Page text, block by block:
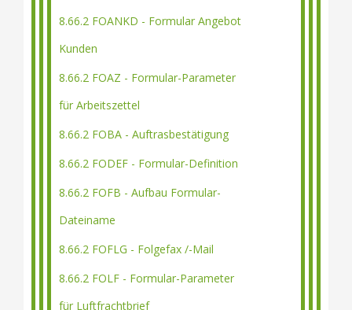
8.66.2 FOANKD - Formular Angebot
Kunden
8.66.2 FOAZ - Formular-Parameter
für Arbeitszettel
8.66.2 FOBA - Auftrasbestätigung
8.66.2 FODEF - Formular-Definition
8.66.2 FOFB - Aufbau Formular-
Dateiname
8.66.2 FOFLG - Folgefax /-Mail
8.66.2 FOLF - Formular-Parameter
für Luftfrachtbrief